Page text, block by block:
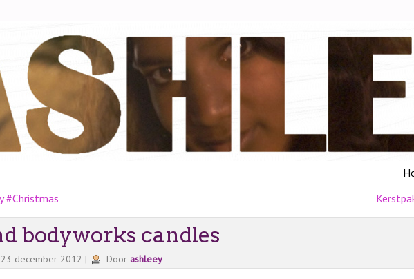
#Christmas
bodyworks candles
23 december 2012 | Door ashleey